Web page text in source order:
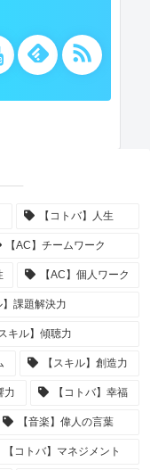
【コトバ】人生
【AC】チームワーク
【AC】個人ワーク
】課題解決力
スキル】傾聴力
【スキル】創造力
力 【コトバ】幸福
【音楽】偉人の言葉
【コトバ】マネジメント